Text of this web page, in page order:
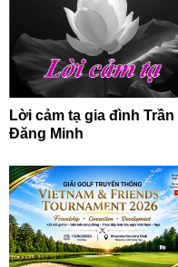
Lời cảm tạ gia đình Trần
Đăng Minh